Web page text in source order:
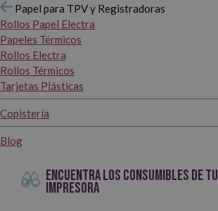
Papel para TPV y Registradoras
Rollos Papel Electra
Papeles Térmicos
Rollos Electra
Rollos Térmicos
Tarjetas Plásticas
Copistería
Blog
ENCUENTRA LOS CONSUMIBLES DE TU
IMPRESORA